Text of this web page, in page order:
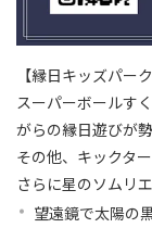
【縁日キッズパー
スーパーボールす
がらの縁日遊びが
その他、キックタ
さらに星のソムリ
望遠鏡で太陽の